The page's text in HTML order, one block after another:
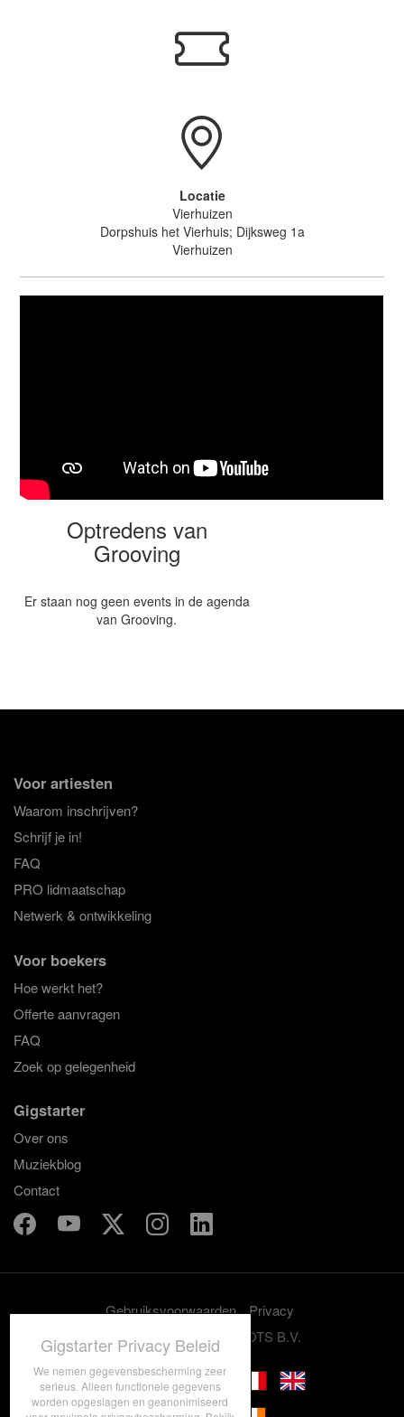
Locatie
Vierhuizen
Dorpshuis het Vierhuis; Dijksweg 1a
Vierhuizen
Optredens van
Grooving
Er staan nog geen events in de agenda
van Grooving.
Voor artiesten
Waarom inschrijven?
Schrijf je in!
FAQ
PRO lidmaatschap
Netwerk & ontwikkeling
Voor boekers
Hoe werkt het?
Offerte aanvragen
FAQ
Zoek op gelegenheid
Gigstarter
Over ons
Muziekblog
Contact
Gebruiksvoorwaarden
Privacy
© 2012-2026 GRASSROOTS B.V.
Gigstarter Privacy Beleid
We nemen gegevensbescherming zeer
serieus. Alleen functionele gegevens
worden opgeslagen en geanonimiseerd